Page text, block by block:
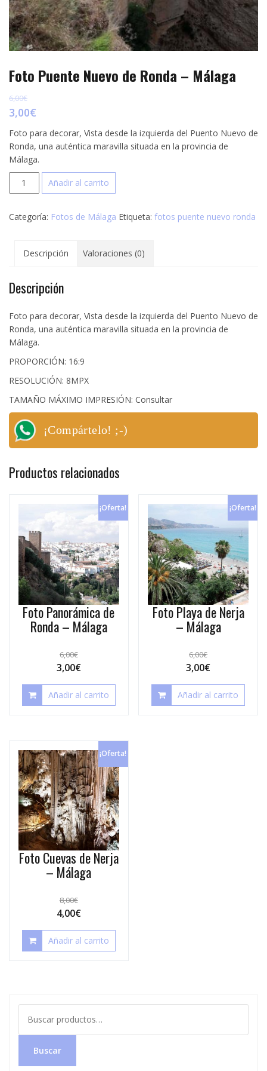
Foto Puente Nuevo de Ronda – Málaga
6,00€
3,00€
Foto para decorar, Vista desde la izquierda del Puento Nuevo de
Ronda, una auténtica maravilla situada en la provincia de
Málaga.
Foto
Puente
de
Málaga
Añadir al carrito
Categoría: Fotos de Málaga Etiqueta: fotos puente nuevo ronda
Descripción Valoraciones (0)
Descripción
Foto para decorar, Vista desde la izquierda del Puento Nuevo de
Ronda, una auténtica maravilla situada en la provincia de
Málaga.
PROPORCIÓN: 16:9
RESOLUCIÓN: 8MPX
TAMAÑO MÁXIMO IMPRESIÓN: Consultar
¡Compártelo! ;-)
Productos relacionados
¡Oferta!
Foto Panorámica de
Ronda – Málaga
6,00€
3,00€
Añadir al carrito
¡Oferta!
Foto Playa de Nerja
– Málaga
6,00€
3,00€
Añadir al carrito
¡Oferta!
Foto Cuevas de Nerja
– Málaga
8,00€
4,00€
Añadir al carrito
por:
Buscar